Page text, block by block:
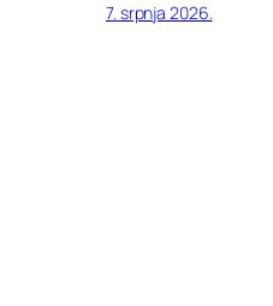
7. srpnja 2026.